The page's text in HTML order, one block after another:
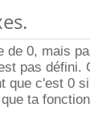
de 0, mais
pas défini.
que c'est 0
ta